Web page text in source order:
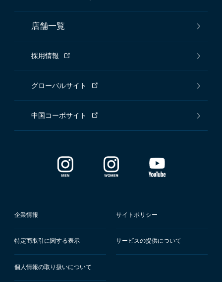
店舗一覧
採用情報
グローバルサイト
中国コーポサイト
企業情報 サイトポリシー
特定商取引に関する表示 サービスの提供について
個人情報の取り扱いについて